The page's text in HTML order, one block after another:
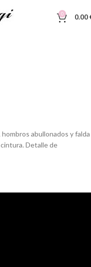
0 0.00
abullonados y falda
Detalle de